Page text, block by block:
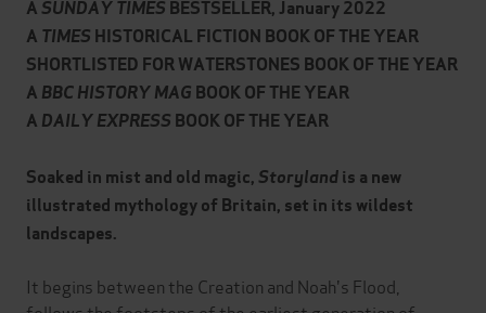
A SUNDAY TIMES BESTSELLER, January 2022
A TIMES HISTORICAL FICTION BOOK OF THE YEAR
SHORTLISTED FOR WATERSTONES BOOK OF THE YEAR
A BBC HISTORY MAG BOOK OF THE YEAR
A DAILY EXPRESS BOOK OF THE YEAR
Soaked in mist and old magic, Storylandis a new
illustrated mythology of Britain, set in its wildest
landscapes.
It begins between the Creation and Noah's Flood,